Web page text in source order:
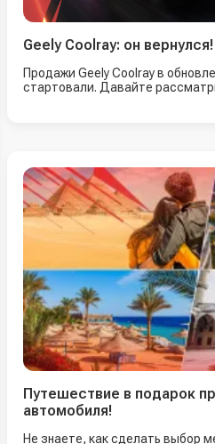
Geely Coolray: он вернулся!
Продажи Geely Coolray в
стартовали. Давайте
Путешествие в подарок
автомобиля!
Не знаете, как сделать выбор